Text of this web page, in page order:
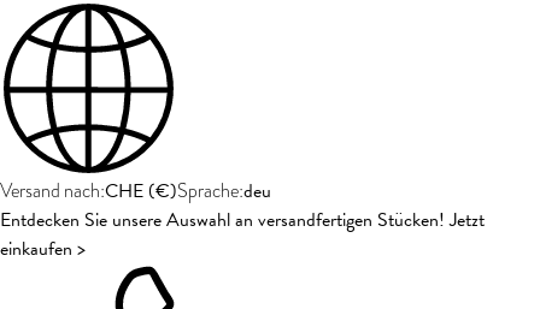
Versand nach:CHE (€)Sprache:deu
Entdecken Sie unsere Auswahl an versandfertigen Stücken! Jetzt
einkaufen >